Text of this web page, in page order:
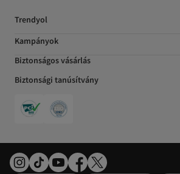
Trendyol
Kampányok
Biztonságos vásárlás
Biztonsági tanúsítvány